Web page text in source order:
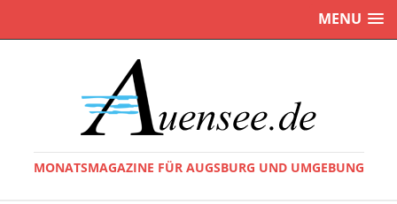
MENU
MONATSMAGAZINE FÜR AUGSBURG UND UMGEBUNG